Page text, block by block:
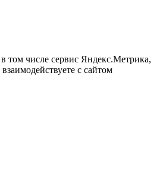
том числе сервис Яндекс.Метрика,
с сайтом